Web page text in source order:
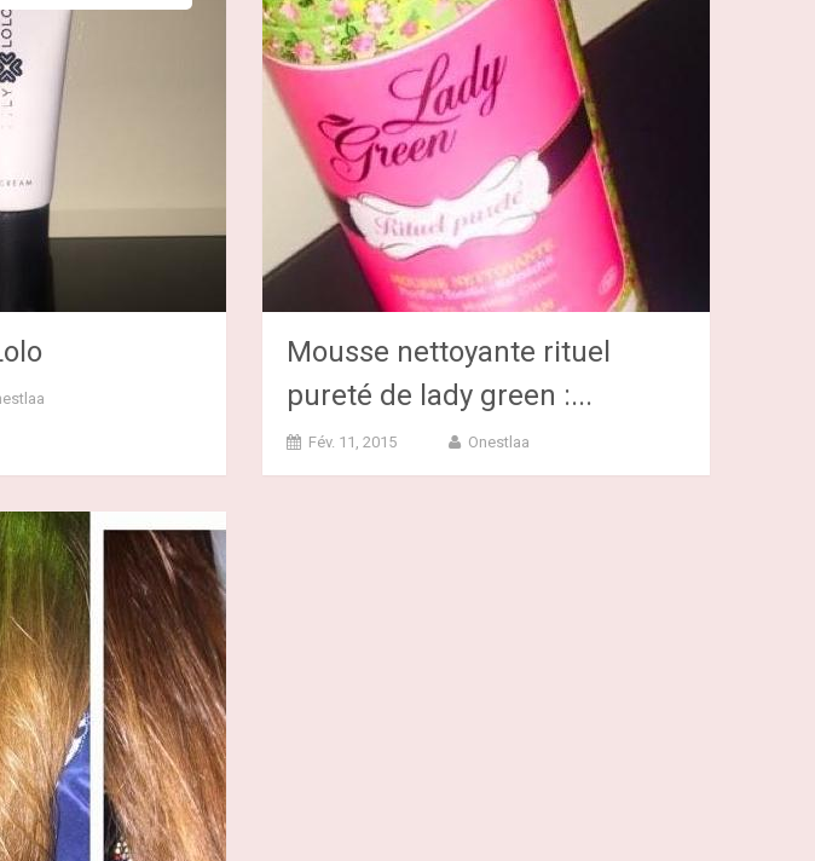
Mousse nettoyante rituel
pureté de lady green :...
Fév. 11, 2015 Onestlaa